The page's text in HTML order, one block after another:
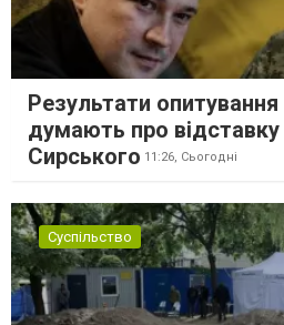
Результати
думають про
Сирського 11:26, Сьогодні
Суспільство